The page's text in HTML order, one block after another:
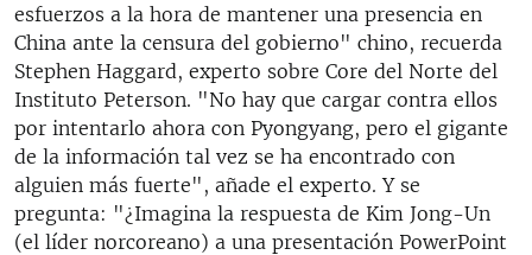
esfuerzos a la hora de mantener una presencia en
China ante la censura del gobierno" chino, recuerda
Stephen Haggard, experto sobre Core del Norte del
Instituto Peterson. "No hay que cargar contra ellos
por intentarlo ahora con Pyongyang, pero el gigante
de la información tal vez se ha encontrado con
alguien más fuerte", añade el experto. Y se
pregunta: "¿Imagina la respuesta de Kim Jong-Un
(el líder norcoreano) a una presentación PowerPoint